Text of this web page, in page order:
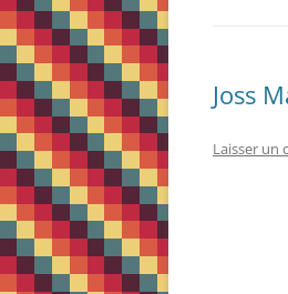
Joss
Laisser un